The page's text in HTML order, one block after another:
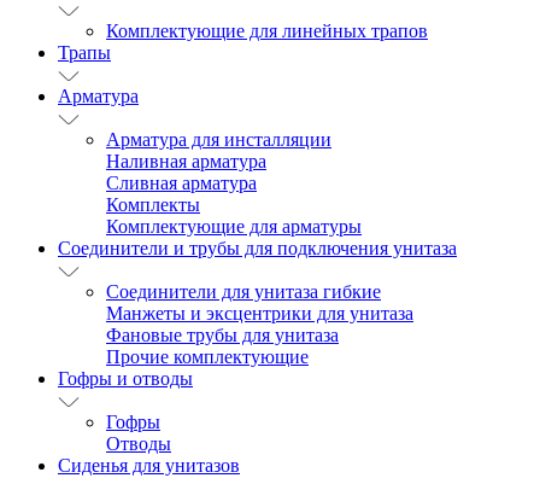
Комплектующие для линейных трапов
Трапы
Арматура
Арматура для инсталляции
Наливная арматура
Сливная арматура
Комплекты
Комплектующие для арматуры
Соединители и трубы для подключения унитаза
Соединители для унитаза гибкие
Манжеты и эксцентрики для унитаза
Фановые трубы для унитаза
Прочие комплектующие
Гофры и отводы
Гофры
Отводы
Сиденья для унитазов